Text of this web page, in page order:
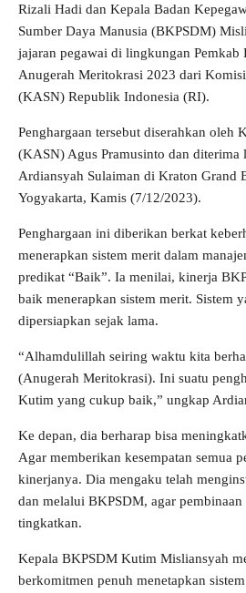
Rizali Hadi dan Kepala Badan
Sumber Daya Manusia (BKPSDM)
jajaran pegawai di lingkungan Pemkab
Anugerah Meritokrasi 2023 dari
(KASN) Republik Indonesia (RI).
Penghargaan tersebut diserahkan oleh
(KASN) Agus Pramusinto dan
Ardiansyah Sulaiman di Kraton Grand
Yogyakarta, Kamis (7/12/2023).
Penghargaan ini diberikan berkat
menerapkan sistem merit dalam
predikat “Baik”. Ia menilai, kinerja
baik menerapkan sistem merit. Sistem
dipersiapkan sejak lama.
“Alhamdulillah seiring waktu kita
(Anugerah Meritokrasi). Ini suatu
Kutim yang cukup baik,” ungkap
Ke depan, dia berharap bisa
Agar memberikan kesempatan semua
kinerjanya. Dia mengaku telah
dan melalui BKPSDM, agar pembinaan
tingkatkan.
Kepala BKPSDM Kutim Misliansyah
berkomitmen penuh menetapkan